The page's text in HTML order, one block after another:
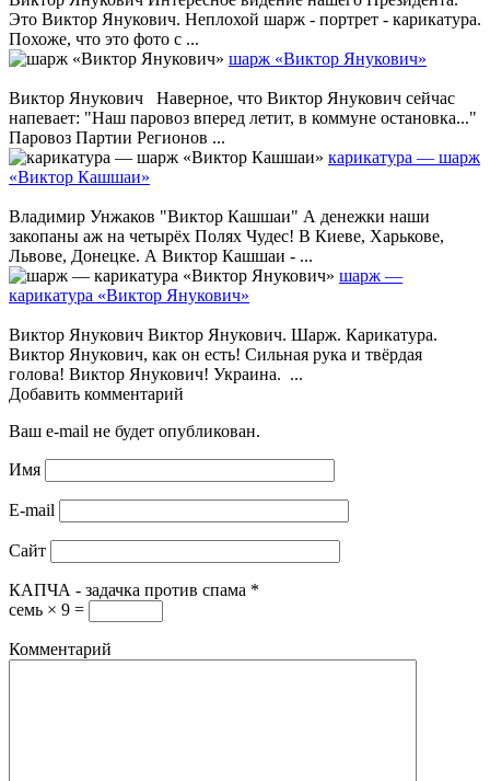
Это Виктор Янукович. Неплохой шарж - портрет - карикатура.
Похоже, что это фото с ...
шарж «Виктор Янукович»
Виктор Янукович Наверное, что Виктор Янукович сейчас
напевает: "Наш паровоз вперед летит, в коммуне остановка..."
Паровоз Партии Регионов ...
карикатура — шарж
«Виктор Кашшаи»
Владимир Унжаков "Виктор Кашшаи" А денежки наши
закопаны аж на четырёх Полях Чудес! В Киеве, Харькове,
Львове, Донецке. А Виктор Кашшаи - ...
шарж —
карикатура «Виктор Янукович»
Виктор Янукович Виктор Янукович. Шарж. Карикатура.
Виктор Янукович, как он есть! Сильная рука и твёрдая
голова! Виктор Янукович! Украина. ...
Добавить комментарий
Ваш e-mail не будет опубликован.
Имя
E-mail
Сайт
КАПЧА - задачка против спама *
семь × 9 =
Комментарий